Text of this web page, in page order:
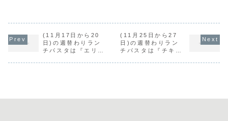
れますので、ご利
様は是非ご予約を
おススメ致しま
す。尚、ケーキ完
まつり』も終了と
さい。※お電話や
はお受けできませ
ん。
マトソースとバタ
味。￥1,500（税
別）（サラダ、ケ
ーキ、お飲物付）
※お飲物は珈琲or
紅茶orオレンジジ
(11月17日から20
日)の週替わりラン
チパスタは『エリン
(11月25日から27
日)の週替わりラン
チパスタは『チキン